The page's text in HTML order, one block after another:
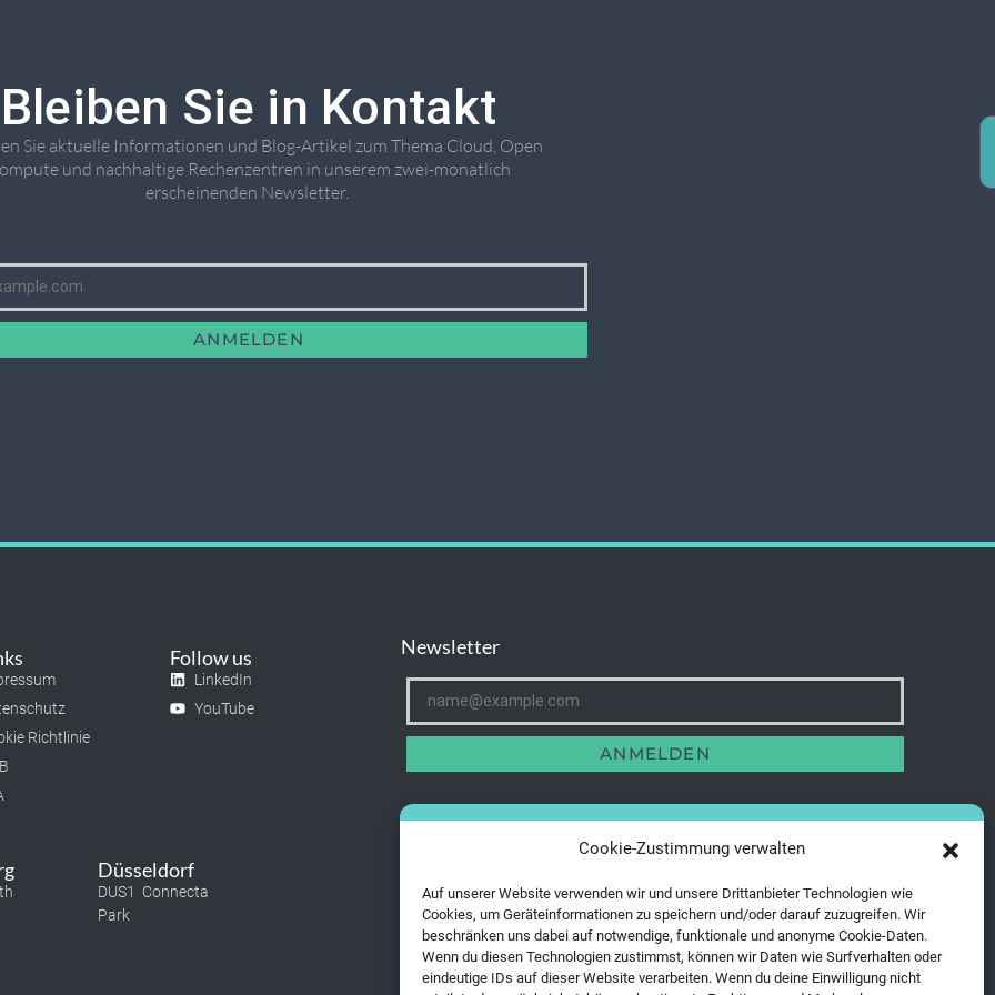
Cookie-Zustimmung verwalten
Auf unserer Website verwenden wir und unsere Drittanbieter Technologien wie
Cookies, um Geräteinformationen zu speichern und/oder darauf zuzugreifen. Wir
beschränken uns dabei auf notwendige, funktionale und anonyme Cookie-Daten.
Wenn du diesen Technologien zustimmst, können wir Daten wie Surfverhalten oder
eindeutige IDs auf dieser Website verarbeiten. Wenn du deine Einwilligung nicht
Bleiben Sie in Kontakt
Sie aktuelle Informationen und Blog-Artikel zum Thema Cloud, Open
und nachhaltige Rechenzentren in unserem zwei-monatlich
erscheinenden Newsletter. ​
ANMELDEN
Richtlinie
Follow us
LinkedIn
YouTube
Düsseldorf
DUS1 Connecta
Park
Newsletter
ANMELDEN